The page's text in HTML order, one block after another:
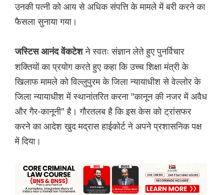
उनकी पत्नी को आय से अधिक संपत्ति के मामले में बरी करने का
फैसला सुनाया गया।
जस्टिस आनंद वेंकटेशने स्वतः संज्ञान लेते हुए पुनर्विचार
शक्तियों का प्रयोग करते हुए कहा कि उच्च शिक्षा मंत्री के
खिलाफ मामले को विल्लुपुरम के जिला न्यायाधीश से वेल्लोर के
जिला न्यायाधीश में स्थानांतरित करना "कानून की नजर में अवैध
और गैर-कानूनी" है। गौरतलब है कि इस केस को ट्रांसफर
करने का आदेश खुद मद्रास हाईकोर्ट ने अपने प्रशासनिक पक्ष
में दिया।